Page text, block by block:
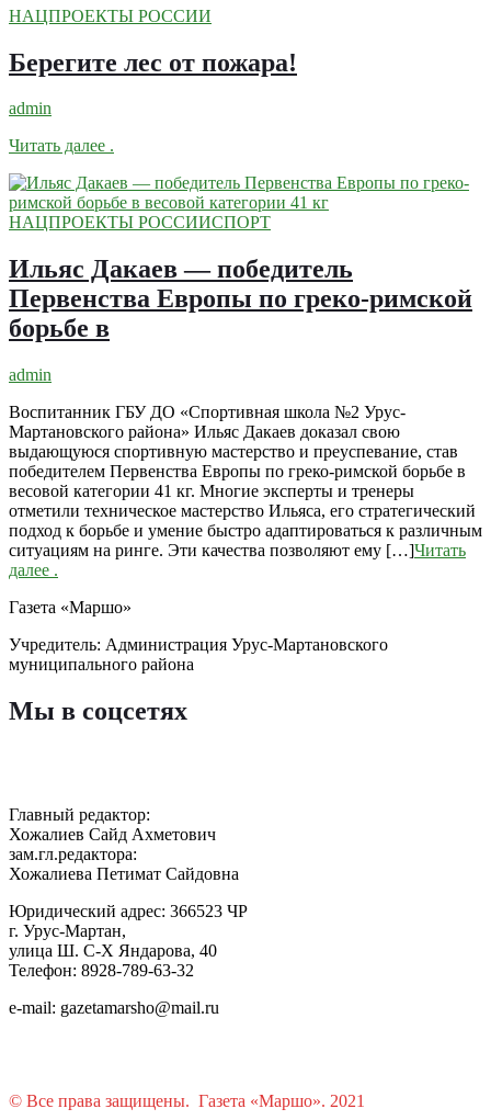
НАЦПРОЕКТЫ РОССИИ
Берегите лес от пожара!
admin
Читать далее .
НАЦПРОЕКТЫ РОССИИСПОРТ
Ильяс Дакаев — победитель
Первенства Европы по греко-римской
борьбе в
admin
Воспитанник ГБУ ДО «Спортивная школа №2 Урус-
Мартановского района» Ильяс Дакаев доказал свою
выдающуюся спортивную мастерство и преуспевание, став
победителем Первенства Европы по греко-римской борьбе в
весовой категории 41 кг. Многие эксперты и тренеры
отметили техническое мастерство Ильяса, его стратегический
подход к борьбе и умение быстро адаптироваться к различным
ситуациям на ринге. Эти качества позволяют ему […]Читать
далее .
Газета «Маршо»
Учредитель: Администрация Урус-Мартановского
муниципального района
Мы в соцсетях
Главный редактор:
Хожалиев Сайд Ахметович
зам.гл.редактора:
Хожалиева Петимат Сайдовна
Юридический адрес: 366523 ЧР
г. Урус-Мартан,
улица Ш. С-Х Яндарова, 40
Телефон: 8928-789-63-32
e-mail: gazetamarsho@mail.ru
© Все права защищены. Газета «Маршо». 2021